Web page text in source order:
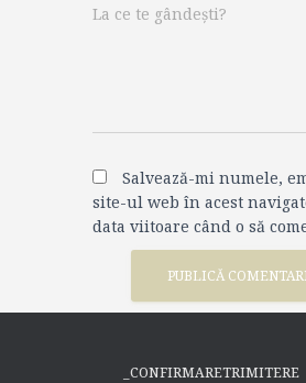
La ce te gândești?
Salvează-mi numele,
site-ul web în acest
data viitoare când o să
_CONFIRMARETRIMITERE